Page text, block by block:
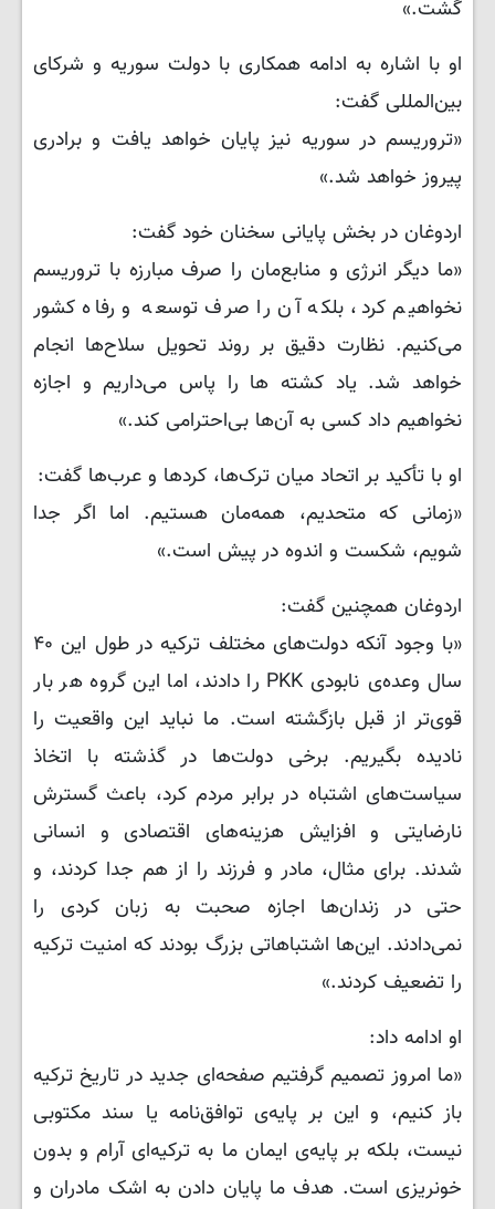
گشت.»
او با اشاره به ادامه همکاری با دولت سوریه و شرکای
بین‌المللی گفت:
«تروریسم در سوریه نیز پایان خواهد یافت و برادری
پیروز خواهد شد.»
اردوغان در بخش پایانی سخنان خود گفت:
«ما دیگر انرژی و منابع‌مان را صرف مبارزه با تروریسم
نخواهیم کرد، بلکه آن را صرف توسعه و رفاه کشور
می‌کنیم. نظارت دقیق بر روند تحویل سلاح‌ها انجام
خواهد شد. یاد کشته ها را پاس می‌داریم و اجازه
نخواهیم داد کسی به آن‌ها بی‌احترامی کند.»
او با تأکید بر اتحاد میان ترک‌ها، کردها و عرب‌ها گفت:
«زمانی که متحدیم، همه‌مان هستیم. اما اگر جدا
شویم، شکست و اندوه در پیش است.»
اردوغان همچنین گفت:
«با وجود آنکه دولت‌های مختلف ترکیه در طول این ۴۰
سال وعده‌ی نابودی PKK را دادند، اما این گروه هر بار
قوی‌تر از قبل بازگشته است. ما نباید این واقعیت را
نادیده بگیریم. برخی دولت‌ها در گذشته با اتخاذ
سیاست‌های اشتباه در برابر مردم کرد، باعث گسترش
نارضایتی و افزایش هزینه‌های اقتصادی و انسانی
شدند. برای مثال، مادر و فرزند را از هم جدا کردند، و
حتی در زندان‌ها اجازه صحبت به زبان کردی را
نمی‌دادند. این‌ها اشتباهاتی بزرگ بودند که امنیت ترکیه
را تضعیف کردند.»
او ادامه داد:
«ما امروز تصمیم گرفتیم صفحه‌ای جدید در تاریخ ترکیه
باز کنیم، و این بر پایه‌ی توافق‌نامه یا سند مکتوبی
نیست، بلکه بر پایه‌ی ایمان ما به ترکیه‌ای آرام و بدون
خونریزی است. هدف ما پایان دادن به اشک مادران و